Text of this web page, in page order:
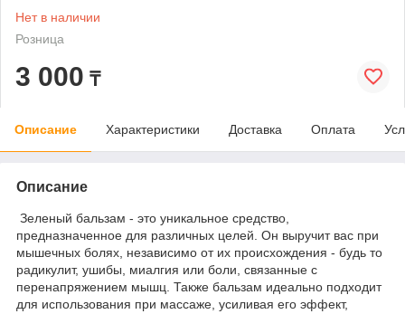
Нет в наличии
Розница
3 000 ₸
Описание Характеристики Доставка Оплата
Описание
Зеленый бальзам - это уникальное средство,
предназначенное для различных целей. Он выручит вас при
мышечных болях, независимо от их происхождения - будь то
радикулит, ушибы, миалгия или боли, связанные с
перенапряжением мышц. Также бальзам идеально подходит
для использования при массаже, усиливая его эффект,